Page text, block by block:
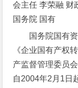
会主任 李荣融 财
国务院 国有
国务院国有
《企业国有产权
产监督管理委员
自2004年2月1日